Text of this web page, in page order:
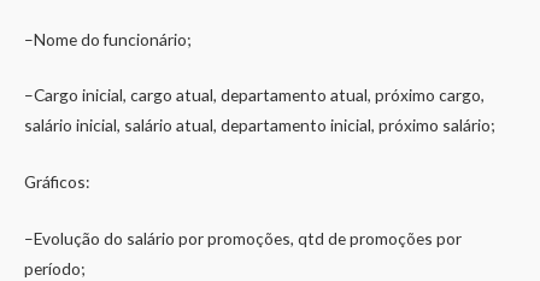
–Nome do funcionário;
–Cargo inicial, cargo atual, departamento atual, próximo cargo,
salário inicial, salário atual, departamento inicial, próximo salário;
Gráficos:
–Evolução do salário por promoções, qtd de promoções por
período;